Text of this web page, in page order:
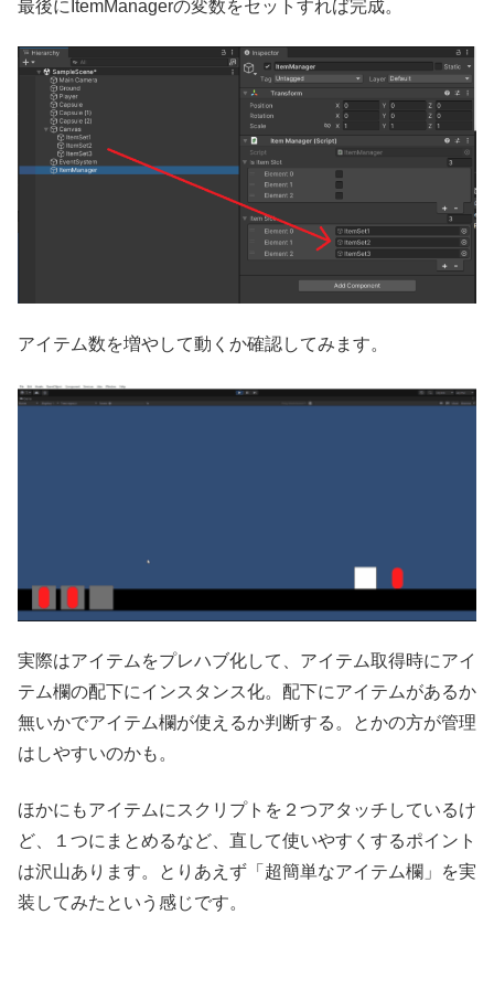
最後にItemManagerの変数をセットすれば完成。
アイテム数を増やして動くか確認してみます。
実際はアイテムをプレハブ化して、アイテム取得時にアイ
テム欄の配下にインスタンス化。配下にアイテムがあるか
無いかでアイテム欄が使えるか判断する。とかの方が管理
はしやすいのかも。
ほかにもアイテムにスクリプトを２つアタッチしているけ
ど、１つにまとめるなど、直して使いやすくするポイント
は沢山あります。とりあえず「超簡単なアイテム欄」を実
装してみたという感じです。